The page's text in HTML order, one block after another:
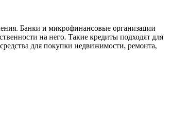
Банки и микрофинансовые организации
на него. Такие кредиты подходят для
для покупки недвижимости, ремонта,